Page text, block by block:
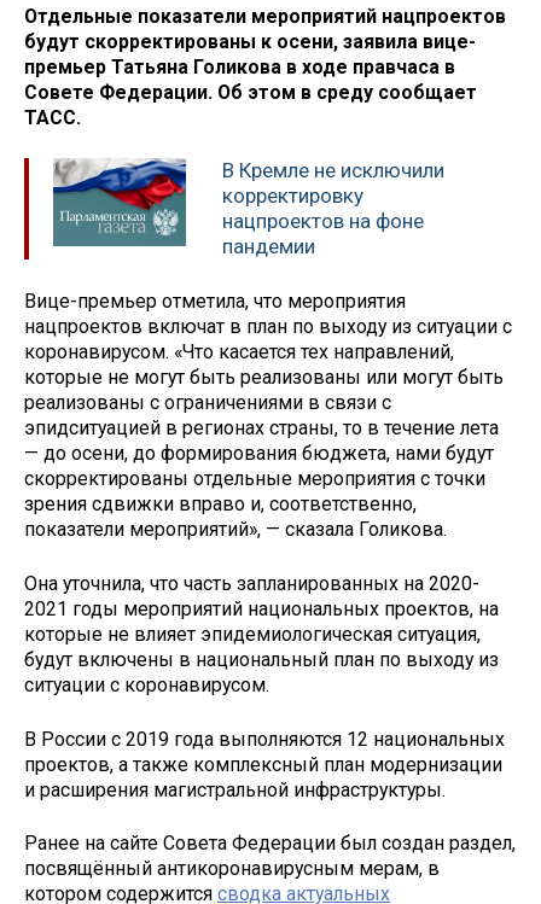
Отдельные показатели мероприятий нацпроектов
будут скорректированы к осени, заявила вице-
премьер Татьяна Голикова в ходе правчаса в
Совете Федерации. Об этом в среду сообщает
ТАСС.
В Кремле не исключили
корректировку
нацпроектов на фоне
пандемии
Вице-премьер отметила, что мероприятия
нацпроектов включат в план по выходу из ситуации с
коронавирусом. «Что касается тех направлений,
которые не могут быть реализованы или могут быть
реализованы с ограничениями в связи с
эпидситуацией в регионах страны, то в течение лета
— до осени, до формирования бюджета, нами будут
скорректированы отдельные мероприятия с точки
зрения сдвижки вправо и, соответственно,
показатели мероприятий», — сказала Голикова.
Она уточнила, что часть запланированных на 2020-
2021 годы мероприятий национальных проектов, на
которые не влияет эпидемиологическая ситуация,
будут включены в национальный план по выходу из
ситуации с коронавирусом.
В России с 2019 года выполняются 12 национальных
проектов, а также комплексный план модернизации
и расширения магистральной инфраструктуры.
Ранее на сайте Совета Федерации был создан раздел,
посвящённый антикоронавирусным мерам, в
котором содержится сводка актуальных